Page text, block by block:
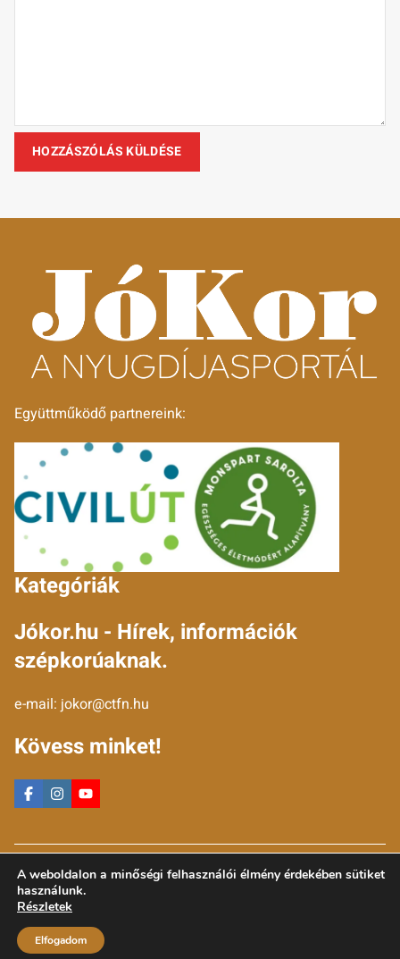
Együttműködő partnereink:
Kategóriák
Jókor.hu - Hírek, információk
szépkorúaknak.
e-mail: jokor@ctfn.hu
Kövess minket!
Copyright © 2024 jokor.hu. Minden jog fenntartva.
A weboldalon a minőségi felhasználói élmény érdekében sütiket
használunk.
Részletek
Elfogadom